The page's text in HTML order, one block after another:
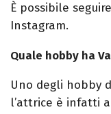
È possibile
Instagram.
Quale hobby ha
Uno degli hobby
l’attrice è infatti